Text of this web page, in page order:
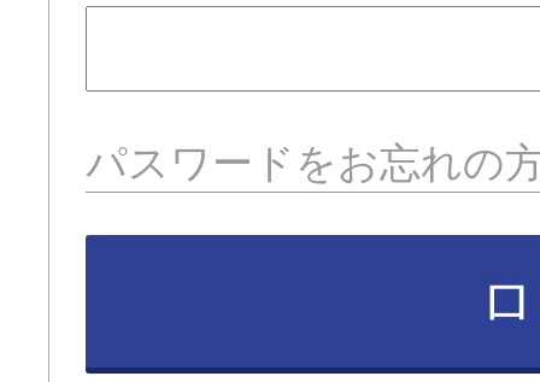
パスワードをお忘れの